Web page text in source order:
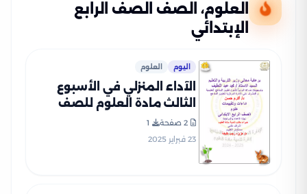
العلوم، الصف الصف الرابع
الإبتدائي
اليوم العلوم
الآداء المنزلي في الأسبوع
الثالث مادة العلوم للصف
الرابع الإبتدائي الترم الثاني
2025 بصيغة PDF
2 صفحة
1
23 فبراير 2025